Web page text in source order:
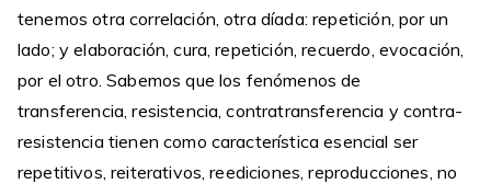
tenemos otra correlación, otra díada: repetición, por un
lado; y elaboración, cura, repetición, recuerdo, evocación,
por el otro. Sabemos que los fenómenos de
transferencia, resistencia, contratransferencia y contra-
resistencia tienen como característica esencial ser
repetitivos, reiterativos, reediciones, reproducciones, no